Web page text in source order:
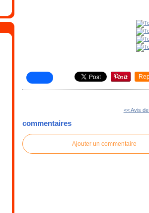
<< Avis
commentaires
Ajouter un commentaire